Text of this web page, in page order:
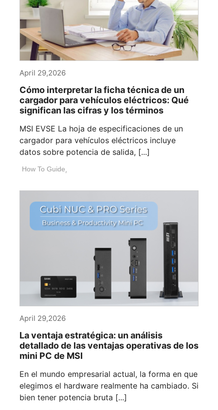
April 29,2026
Cómo interpretar la ficha técnica de un
cargador para vehículos eléctricos: Qué
significan las cifras y los términos
MSI EVSE La hoja de especificaciones de un
cargador para vehículos eléctricos incluye
datos sobre potencia de salida, [...]
How To Guide,
April 29,2026
La ventaja estratégica: un análisis
detallado de las ventajas operativas de los
mini PC de MSI
En el mundo empresarial actual, la forma en que
elegimos el hardware realmente ha cambiado. Si
bien tener potencia bruta [...]